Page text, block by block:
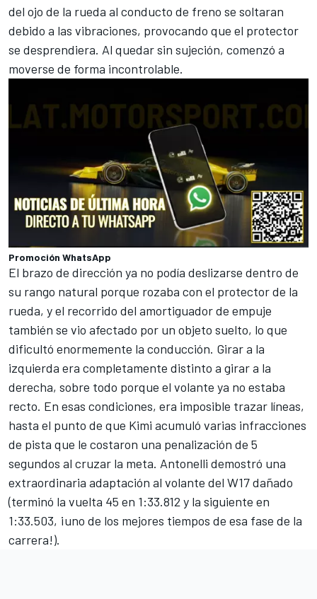
del ojo de la rueda al conducto de freno se soltaran
debido a las vibraciones, provocando que el protector
se desprendiera. Al quedar sin sujeción, comenzó a
moverse de forma incontrolable.
Promoción WhatsApp
El brazo de dirección ya no podía deslizarse dentro de
su rango natural porque rozaba con el protector de la
rueda, y el recorrido del amortiguador de empuje
también se vio afectado por un objeto suelto, lo que
dificultó enormemente la conducción. Girar a la
izquierda era completamente distinto a girar a la
derecha, sobre todo porque el volante ya no estaba
recto. En esas condiciones, era imposible trazar líneas,
hasta el punto de que Kimi acumuló varias infracciones
de pista que le costaron una penalización de 5
segundos al cruzar la meta. Antonelli demostró una
extraordinaria adaptación al volante del W17 dañado
(terminó la vuelta 45 en 1:33.812 y la siguiente en
1:33.503, ¡uno de los mejores tiempos de esa fase de la
carrera!).